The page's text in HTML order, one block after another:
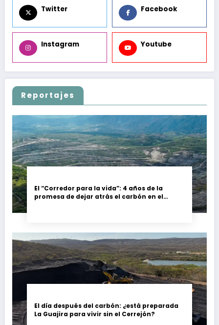
Twitter Facebook
Instagram Youtube
Reportajes
El “Corredor para la vida”: 4 años de la
promesa de dejar atrás el carbón en el
El día después del carbón: ¿está preparada
La Guajira para vivir sin el Cerrejón?